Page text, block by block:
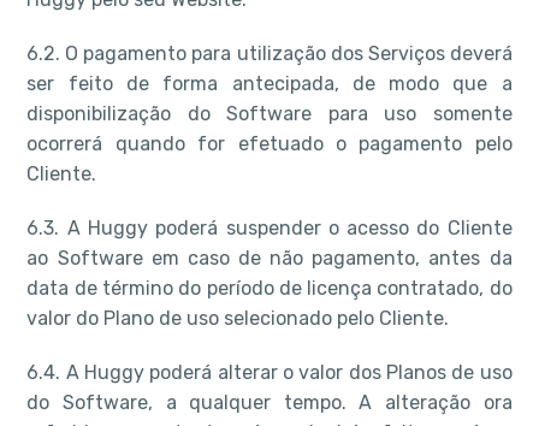
6.2. O pagamento para utilização dos Serviços deverá
ser feito de forma antecipada, de modo que a
disponibilização do Software para uso somente
ocorrerá quando for efetuado o pagamento pelo
Cliente.
6.3. A Huggy poderá suspender o acesso do Cliente
ao Software em caso de não pagamento, antes da
data de término do período de licença contratado, do
valor do Plano de uso selecionado pelo Cliente.
6.4. A Huggy poderá alterar o valor dos Planos de uso
do Software, a qualquer tempo. A alteração ora